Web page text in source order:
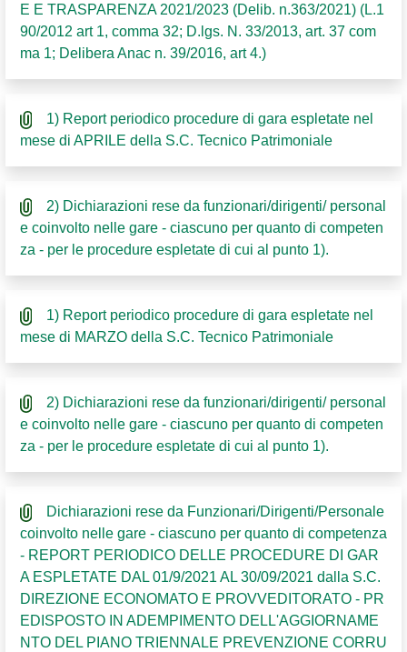
E E TRASPARENZA 2021/2023 (Delib. n.363/2021) (L.1
90/2012 art 1, comma 32; D.lgs. N. 33/2013, art. 37 com
ma 1; Delibera Anac n. 39/2016, art 4.)
1) Report periodico procedure di gara espletate nel
mese di APRILE della S.C. Tecnico Patrimoniale
2) Dichiarazioni rese da funzionari/dirigenti/ personal
e coinvolto nelle gare - ciascuno per quanto di competen
za - per le procedure espletate di cui al punto 1).
1) Report periodico procedure di gara espletate nel
mese di MARZO della S.C. Tecnico Patrimoniale
2) Dichiarazioni rese da funzionari/dirigenti/ personal
e coinvolto nelle gare - ciascuno per quanto di competen
za - per le procedure espletate di cui al punto 1).
Dichiarazioni rese da Funzionari/Dirigenti/Personale
coinvolto nelle gare - ciascuno per quanto di competenza
- REPORT PERIODICO DELLE PROCEDURE DI GAR
A ESPLETATE DAL 01/9/2021 AL 30/09/2021 dalla S.C.
DIREZIONE ECONOMATO E PROVVEDITORATO - PR
EDISPOSTO IN ADEMPIMENTO DELL'AGGIORNAME
NTO DEL PIANO TRIENNALE PREVENZIONE CORRU